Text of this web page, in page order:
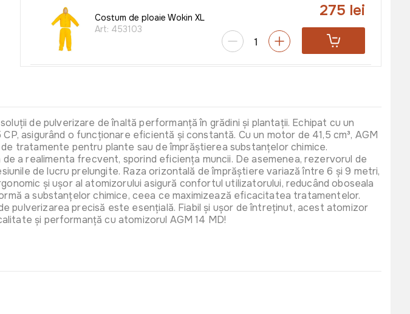
Costum de ploaie Wokin XL
Art: 453103
275 lei
de pulverizare de înaltă performanță în grădini și plantații. Echipat cu un
asigurând o funcționare eficientă și constantă. Cu un motor de 41,5 cm³, AGM
tratamente pentru plante sau de împrăștierea substanțelor chimice.
a realimenta frecvent, sporind eficiența muncii. De asemenea, rezervorul de
de lucru prelungite. Raza orizontală de împrăștiere variază între 6 și 9 metri,
și ușor al atomizorului asigură confortul utilizatorului, reducând oboseala
a substanțelor chimice, ceea ce maximizează eficacitatea tratamentelor.
pulverizarea precisă este esențială. Fiabil și ușor de întreținut, acest atomizor
și performanță cu atomizorul AGM 14 MD!